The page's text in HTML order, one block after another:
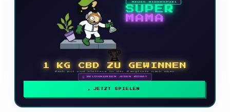
NEUES VIDEOSPIEL
SUPER
MAMA
🏆
1 KG CBD ZU GEWINNEN
Mach mit und klettere in der Rangliste nach oben
🗓 BELOHNUNGEN JEDEN MONAT
JETZT SPIELEN